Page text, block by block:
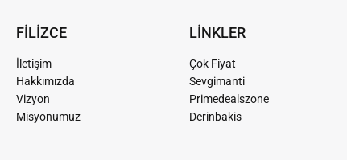
FİLİZCE
İletişim
Hakkımızda
Vizyon
Misyonumuz
LİNKLER
Çok Fiyat
Sevgimanti
Primedealszone
Derinbakis